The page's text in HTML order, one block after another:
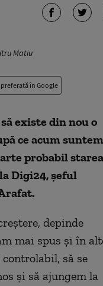
Matiu
preferată în Google
existe din nou o
ce acum suntem
probabil starea
Digi24, șeful
depinde
mai spus și în
să se
și să ajungem la